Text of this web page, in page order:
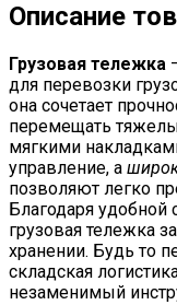
Описание
Грузовая тележка
для перевозки
она сочетает
перемещать
мягкими
управление, а
позволяют легко
Благодаря
грузовая тележка
хранении. Будь то
складская
незаменимый